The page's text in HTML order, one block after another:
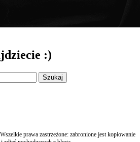
:)
prawa zastrzeżone: zabronione jest kopiowanie